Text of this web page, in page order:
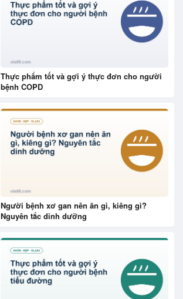
Thực phẩm tốt và gợi ý thực đơn cho người
bệnh COPD
Người bệnh xơ gan nên ăn gì, kiêng gì?
Nguyên tắc dinh dưỡng